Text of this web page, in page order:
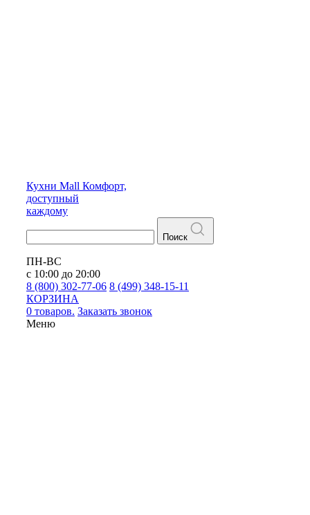
Кухни Mall Комфорт,
доступный
каждому
Поиск
ПН-ВС
с 10:00 до 20:00
8 (800) 302-77-06 8 (499) 348-15-11
КОРЗИНА
0 товаров. Заказать звонок
Меню